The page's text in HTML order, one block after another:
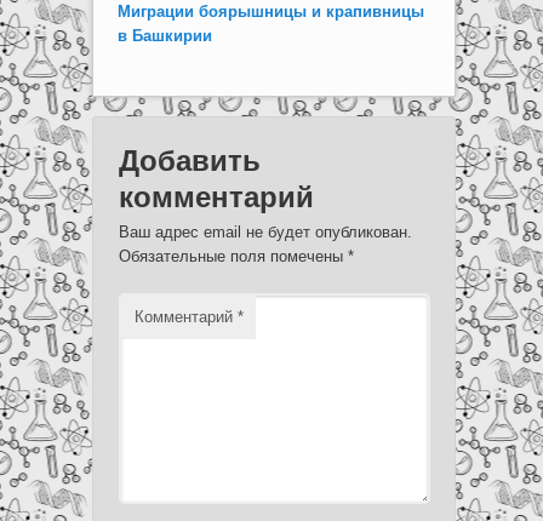
Миграции боярышницы и крапивницы
в Башкирии
Добавить
комментарий
Ваш адрес email не будет опубликован.
Обязательные поля помечены *
Комментарий *